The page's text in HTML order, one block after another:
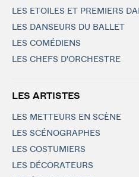
LES ETOILES ET PREMIERS
LES DANSEURS DU BALLET
LES COMÉDIENS
LES CHEFS D'ORCHESTRE
LES ARTISTES
LES METTEURS EN SCÈNE
LES SCÉNOGRAPHES
LES COSTUMIERS
LES DÉCORATEURS